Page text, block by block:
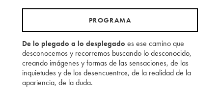
PROGRAMA
De lo plegado a lo desplegado es ese camino que
desconocemos y recorremos buscando lo desconocido,
creando imágenes y formas de las sensaciones, de las
inquietudes y de los desencuentros, de la realidad de la
apariencia, de la duda.